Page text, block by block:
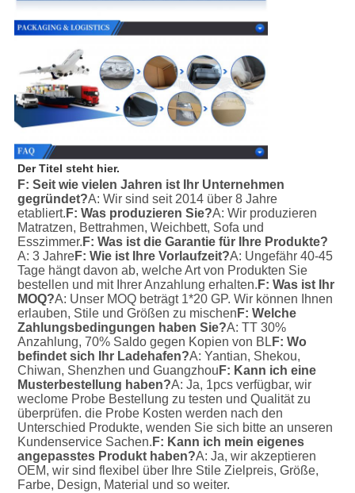
Der Titel steht hier.
F: Seit wie vielen Jahren ist Ihr Unternehmen
gegründet?A: Wir sind seit 2014 über 8 Jahre
etabliert. F: Was produzieren Sie?A: Wir produzieren
Matratzen, Bettrahmen, Weichbett, Sofa und
Esszimmer. F: Was ist die Garantie für Ihre Produkte?
A: 3 JahreF: Wie ist Ihre Vorlaufzeit?A: Ungefähr 40-45
Tage hängt davon ab, welche Art von Produkten Sie
bestellen und mit Ihrer Anzahlung erhalten. F: Was ist Ihr
MOQ?A: Unser MOQ beträgt 1*20 GP. Wir können Ihnen
erlauben, Stile und Größen zu mischen F: Welche
Zahlungsbedingungen haben Sie?A: TT 30%
Anzahlung, 70% Saldo gegen Kopien von BL F: Wo
befindet sich Ihr Ladehafen?A: Yantian, Shekou,
Chiwan, Shenzhen und Guangzhou F: Kann ich eine
Musterbestellung haben?A: Ja, 1pcs verfügbar, wir
weclome Probe Bestellung zu testen und Qualität zu
überprüfen. die Probe Kosten werden nach den
Unterschied Produkte, wenden Sie sich bitte an unseren
Kundenservice Sachen. F: Kann ich mein eigenes
angepasstes Produkt haben?A: Ja, wir akzeptieren
OEM, wir sind flexibel über Ihre Stile Zielpreis, Größe,
Farbe, Design, Material und so weiter.